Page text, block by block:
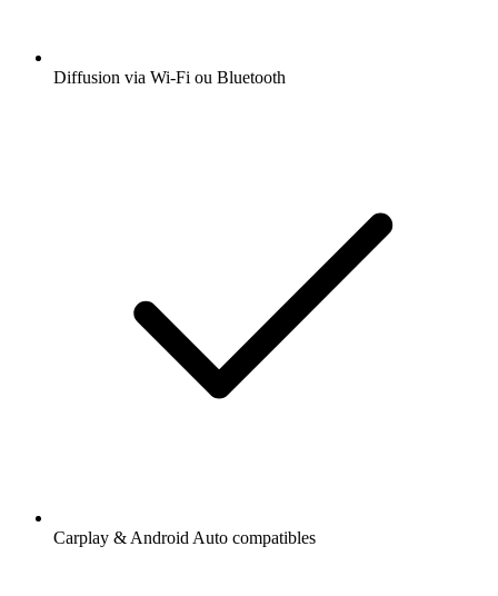
Diffusion via Wi-Fi ou Bluetooth
Carplay & Android Auto compatibles